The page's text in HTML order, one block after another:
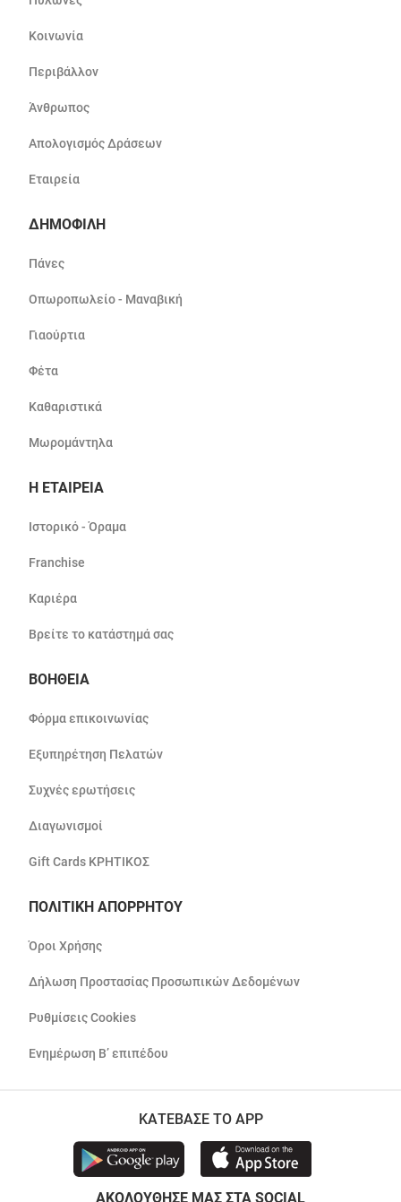
Κοινωνία
Περιβάλλον
Άνθρωπος
Απολογισμός Δράσεων
Εταιρεία
ΔΗΜΟΦΙΛΗ
Πάνες
Οπωροπωλείο - Μαναβική
Γιαούρτια
Φέτα
Καθαριστικά
Μωρομάντηλα
Η ΕΤΑΙΡΕΙΑ
Ιστορικό - Όραμα
Franchise
Καριέρα
Βρείτε το κατάστημά σας
ΒΟΗΘΕΙΑ
Φόρμα επικοινωνίας
Εξυπηρέτηση Πελατών
Συχνές ερωτήσεις
Διαγωνισμοί
Gift Cards ΚΡΗΤΙΚΟΣ
ΠΟΛΙΤΙΚΗ ΑΠΟΡΡΗΤΟΥ
Όροι Χρήσης
Δήλωση Προστασίας Προσωπικών Δεδομένων
Ρυθμίσεις Cookies
Ενημέρωση Β’ επιπέδου
ΚΑΤΕΒΑΣΕ ΤΟ APP
ΑΚΟΛΟΥΘΗΣΕ ΜΑΣ ΣΤΑ SOCIAL